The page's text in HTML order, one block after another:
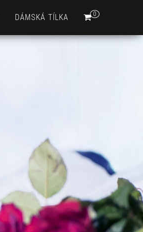
0
DÁMSKÁ TÍLKA